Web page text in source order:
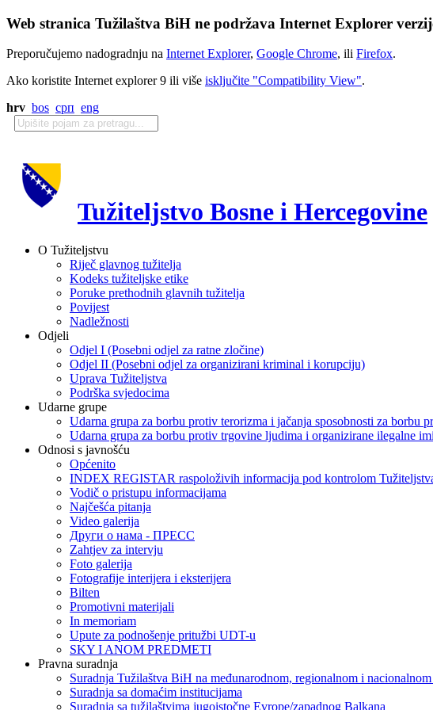
Web stranica Tužilaštva BiH ne podržava Internet Explorer
Preporučujemo nadogradnju na Internet Explorer, Google Chrome, ili Firefox.
Ako koristite Internet explorer 9 ili više isključite "Compatibility View".
hrv bos срп eng
Tužiteljstvo Bosne i Hercegovine
O Tužiteljstvu
Riječ glavnog tužitelja
Kodeks tužiteljske etike
Poruke prethodnih glavnih tužitelja
Povijest
Nadležnosti
Odjeli
Odjel I (Posebni odjel za ratne zločine)
Odjel II (Posebni odjel za organizirani kriminal i korupciju)
Uprava Tužiteljstva
Podrška svjedocima
Udarne grupe
Udarna grupa za borbu protiv terorizma i jačanja sposobnosti za borbu
Udarna grupa za borbu protiv trgovine ljudima i organizirane ilegalne
Odnosi s javnošću
Općenito
INDEX REGISTAR raspoloživih informacija pod kontrolom
Vodič o pristupu informacijama
Najčešća pitanja
Video galerija
Други о нама - ПРЕСC
Zahtjev za intervju
Foto galerija
Fotografije interijera i eksterijera
Bilten
Promotivni materijali
In memoriam
Upute za podnošenje pritužbi UDT-u
SKY I ANOM PREDMETI
Pravna suradnja
Suradnja Tužilaštva BiH na međunarodnom, regionalnom i
Suradnja sa domaćim institucijama
Suradnja sa tužilaštvima jugoistočne Evrope/zapadnog Balkana